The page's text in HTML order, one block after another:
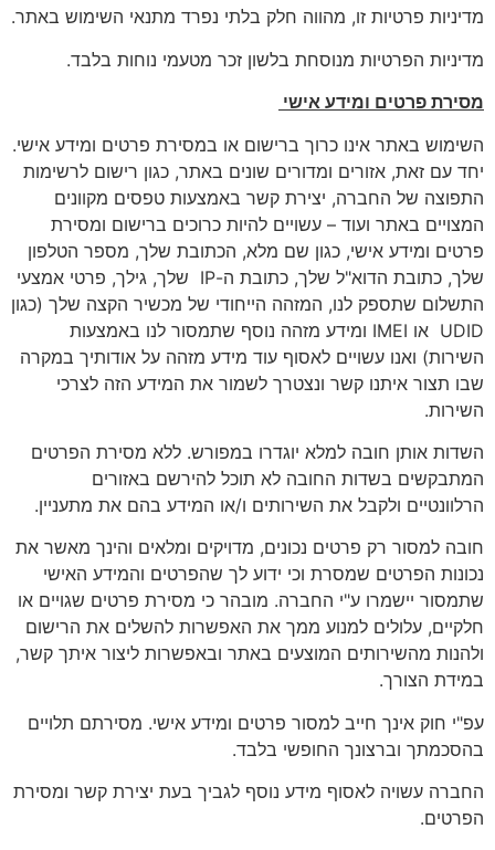
מדיניות פרטיות זו, מהווה חלק בלתי נפרד מתנאי השימוש באתר.
מדיניות הפרטיות מנוסחת בלשון זכר מטעמי נוחות בלבד.
מסירת פרטים ומידע אישי
השימוש באתר אינו כרוך ברישום או במסירת פרטים ומידע אישי.
יחד עם זאת, אזורים ומדורים שונים באתר, כגון רישום לרשימות
התפוצה של החברה, יצירת קשר באמצעות טפסים מקוונים
המצויים באתר ועוד – עשויים להיות כרוכים ברישום ומסירת
פרטים ומידע אישי, כגון שם מלא, הכתובת שלך, מספר הטלפון
שלך, כתובת הדוא"ל שלך, כתובת ה-IP שלך, גילך, פרטי אמצעי
התשלום שתספק לנו, המזהה הייחודי של מכשיר הקצה שלך (כגון
UDID או IMEI ומידע מזהה נוסף שתמסור לנו באמצעות
השירות) ואנו עשויים לאסוף עוד מידע מזהה על אודותיך במקרה
שבו תצור איתנו קשר ונצטרך לשמור את המידע הזה לצרכי
השירות.
השדות אותן חובה למלא יוגדרו במפורש. ללא מסירת הפרטים
המתבקשים בשדות החובה לא תוכל להירשם באזורים
הרלוונטיים ולקבל את השירותים ו/או המידע בהם את מתעניין.
חובה למסור רק פרטים נכונים, מדויקים ומלאים והינך מאשר את
נכונות הפרטים שמסרת וכי ידוע לך שהפרטים והמידע האישי
שתמסור יישמרו ע"י החברה. מובהר כי מסירת פרטים שגויים או
חלקיים, עלולים למנוע ממך את האפשרות להשלים את הרישום
ולהנות מהשירותים המוצעים באתר ובאפשרות ליצור איתך קשר,
במידת הצורך.
עפ"י חוק אינך חייב למסור פרטים ומידע אישי. מסירתם תלויים
בהסכמתך וברצונך החופשי בלבד.
החברה עשויה לאסוף מידע נוסף לגביך בעת יצירת קשר ומסירת
הפרטים.